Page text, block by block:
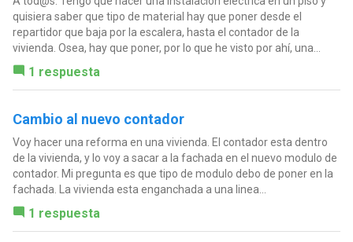
quisiera saber que tipo de material hay que poner desde el
repartidor que baja por la escalera, hasta el contador de la
vivienda. Osea, hay que poner, por lo que he visto por ahí, una...
1 respuesta
Cambio al nuevo contador
Voy hacer una reforma en una vivienda. El contador esta dentro
de la vivienda, y lo voy a sacar a la fachada en el nuevo modulo de
contador. Mi pregunta es que tipo de modulo debo de poner en la
fachada. La vivienda esta enganchada a una linea...
1 respuesta